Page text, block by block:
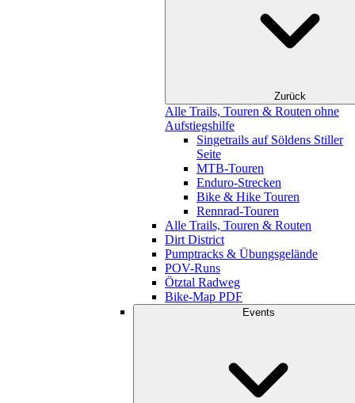
Zurück
Alle Trails, Touren & Routen ohne
Aufstiegshilfe
Singetrails auf Söldens Stiller
Seite
MTB-Touren
Enduro-Strecken
Bike & Hike Touren
Rennrad-Touren
Alle Trails, Touren & Routen
Dirt District
Pumptracks & Übungsgelände
POV-Runs
Ötztal Radweg
Bike-Map PDF
Events